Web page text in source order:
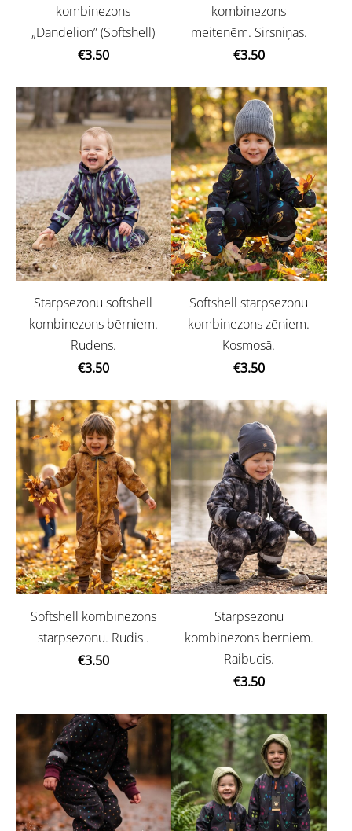
kombinezons
„Dandelion” (Softshell)
€3.50
kombinezons
meitenēm. Sirsniņas.
€3.50
Starpsezonu softshell
kombinezons bērniem.
Rudens.
€3.50
Softshell starpsezonu
kombinezons zēniem.
Kosmosā.
€3.50
Softshell kombinezons
starpsezonu. Rūdis .
€3.50
Starpsezonu
kombinezons bērniem.
Raibucis.
€3.50